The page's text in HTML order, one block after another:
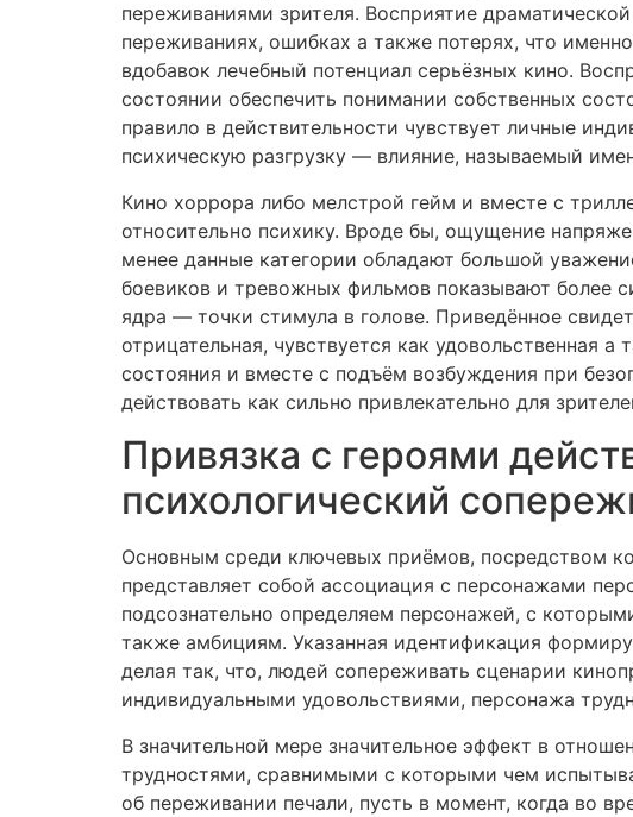
переживаниями зрителя. Восприятие
переживаниях, ошибках а также потерях, что
вдобавок лечебный потенциал серьёзных кино.
состоянии обеспечить понимании собственных
правило в действительности чувствует личные
психическую разгрузку — влияние, называемый
Кино хоррора либо мелстрой гейм и вместе с
относительно психику. Вроде бы, ощущение
менее данные категории обладают большой
боевиков и тревожных фильмов показывают более
ядра — точки стимула в голове. Приведённое
отрицательная, чувствуется как
состояния и вместе с подъём возбуждения при
действовать как сильно привлекательно для
Привязка с героями
психологический
Основным среди ключевых приёмов, посредством
представляет собой ассоциация с персонажами
подсознательно определяем персонажей, с
также амбициям. Указанная идентификация
делая так, что, людей сопереживать сценарии
индивидуальными удовольствиями, персонажа
В значительной мере значительное эффект в
трудностями, сравнимыми с которыми чем
об переживании печали, пусть в момент, когда во